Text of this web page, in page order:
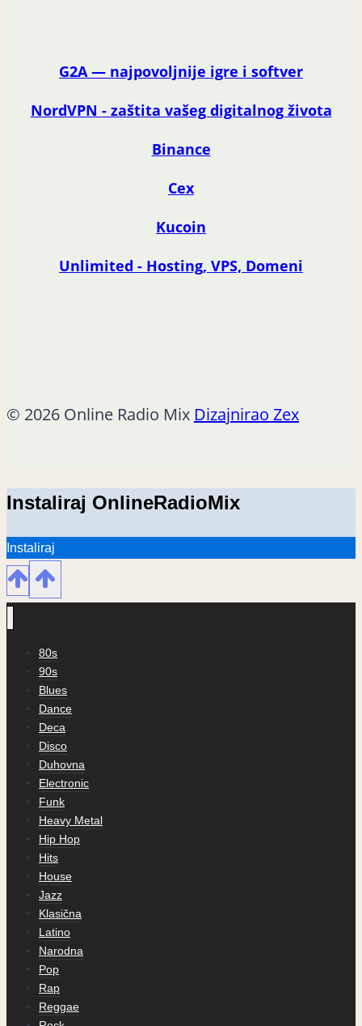
G2A — najpovoljnije igre i softver
NordVPN - zaštita vašeg digitalnog života
Binance
Cex
Kucoin
Unlimited - Hosting, VPS, Domeni
© 2026 Online Radio Mix Dizajnirao Zex
Instaliraj OnlineRadioMix
Instaliraj
80s
90s
Blues
Dance
Deca
Disco
Duhovna
Electronic
Funk
Heavy Metal
Hip Hop
Hits
House
Jazz
Klasična
Latino
Narodna
Pop
Rap
Reggae